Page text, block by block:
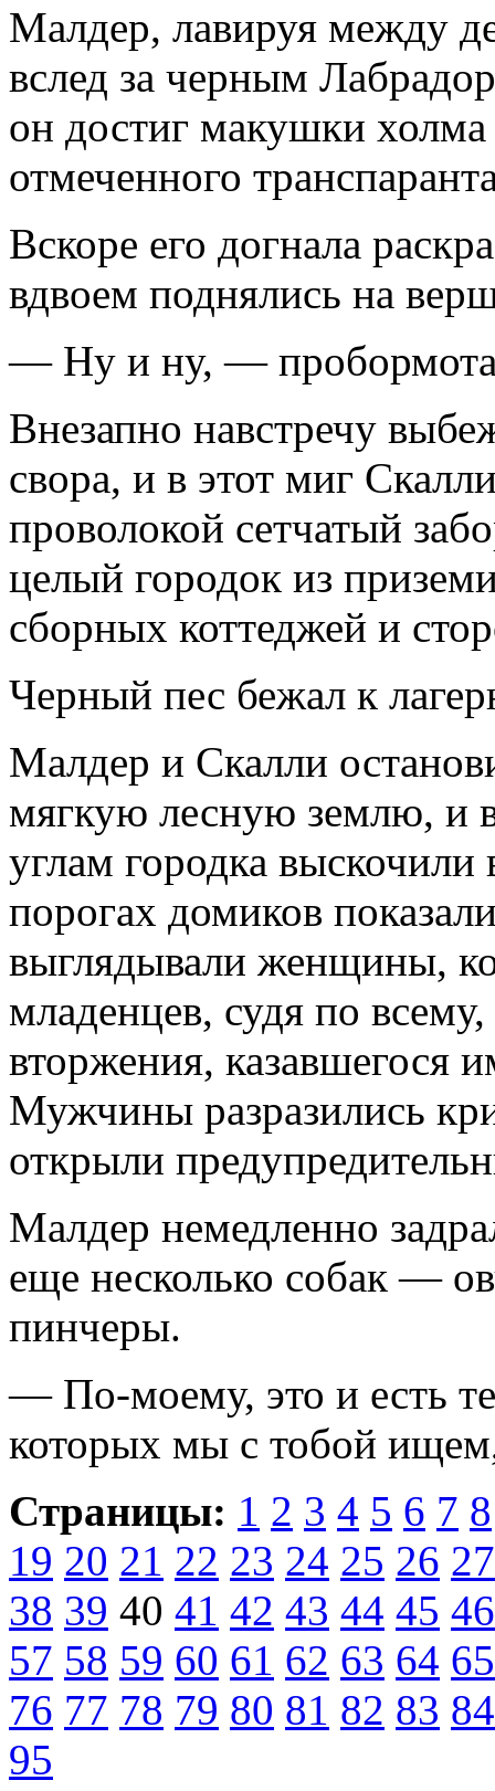
Малдер, лавируя между
вслед за черным
он достиг макушки холма
отмеченного
Вскоре его догнала
вдвоем поднялись на
— Ну и ну, —
Внезапно навстречу
свора, и в этот миг
проволокой сетчатый
целый городок из
сборных коттеджей и
Черный пес бежал к
Малдер и Скалли
мягкую лесную землю, и
углам городка
порогах домиков
выглядывали женщины,
младенцев, судя по
вторжения, казавшегося
Мужчины разразились
открыли
Малдер немедленно
еще несколько собак —
пинчеры.
— По-моему, это и есть
которых мы с тобой
Страницы: 1 2 3 4 5 6 7 8
19 20 21 22 23 24 25 26 27
38 39 40 41 42 43 44 45 46
57 58 59 60 61 62 63 64 65
76 77 78 79 80 81 82 83 84
95